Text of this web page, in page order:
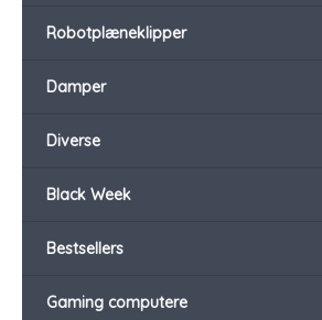
Robotplæneklipper
Damper
Diverse
Black Week
Bestsellers
Gaming computere